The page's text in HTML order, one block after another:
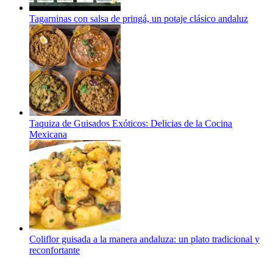
Tagarninas con salsa de pringá, un potaje clásico andaluz
Taquiza de Guisados Exóticos: Delicias de la Cocina
Mexicana
Coliflor guisada a la manera andaluza: un plato tradicional y
reconfortante